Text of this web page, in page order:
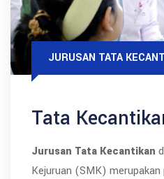
JURUSAN TATA
Tata
Jurusan Tata Kecantikan
Kejuruan (SMK) merupakan